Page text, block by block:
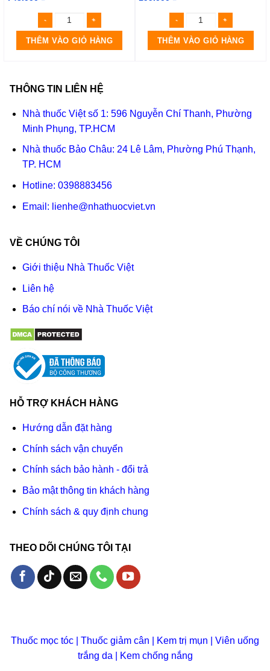
THÊM VÀO GIỎ HÀNG THÊM VÀO GIỎ HÀNG
THÔNG TIN LIÊN HỆ
Nhà thuốc Việt số 1: 596 Nguyễn Chí Thanh, Phường
Minh Phụng, TP.HCM
Nhà thuốc Bảo Châu: 24 Lê Lâm, Phường Phú Thạnh,
TP. HCM
Hotline: 0398883456
Email: lienhe@nhathuocviet.vn
VỀ CHÚNG TÔI
Giới thiệu Nhà Thuốc Việt
Liên hệ
Báo chí nói về Nhà Thuốc Việt
HỖ TRỢ KHÁCH HÀNG
Hướng dẫn đặt hàng
Chính sách vận chuyển
Chính sách bảo hành - đổi trả
Bảo mật thông tin khách hàng
Chính sách & quy định chung
THEO DÕI CHÚNG TÔI TẠI
Thuốc mọc tóc Thuốc giảm cân Kem trị mụn
Viên uống
trắng da
Kem chống nắng